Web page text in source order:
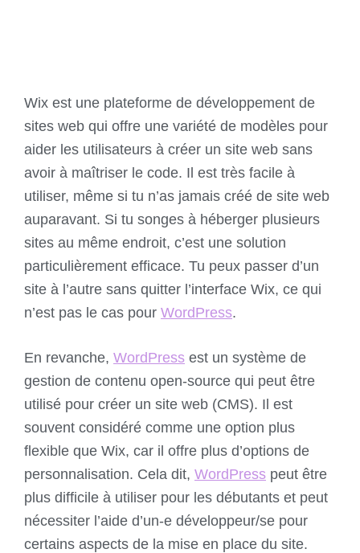
Wix est une plateforme de développement de
sites web qui offre une variété de modèles pour
aider les utilisateurs à créer un site web sans
avoir à maîtriser le code. Il est très facile à
utiliser, même si tu n’as jamais créé de site web
auparavant. Si tu songes à héberger plusieurs
sites au même endroit, c’est une solution
particulièrement efficace. Tu peux passer d’un
site à l’autre sans quitter l’interface Wix, ce qui
n’est pas le cas pour WordPress.
En revanche, WordPress est un système de
gestion de contenu open-source qui peut être
utilisé pour créer un site web (CMS). Il est
souvent considéré comme une option plus
flexible que Wix, car il offre plus d’options de
personnalisation. Cela dit, WordPress peut être
plus difficile à utiliser pour les débutants et peut
nécessiter l’aide d’un-e développeur/se pour
certains aspects de la mise en place du site.